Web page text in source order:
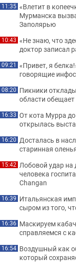
11:35 «Влетит в
Мурманска
Заполярью
10:43 «Не знаю, что
доктор записал
09:21 «Привет, я
говорящие
08:20 Пикники
области
16:33 От кота Мурра
открылась
16:20 Досталась в
старинная
15:42 Лобовой удар на
человека
Changan
16:39 Итальянская
сыром из того,
16:36 Маскируем
справляемся с
16:54 Воздушный как
который